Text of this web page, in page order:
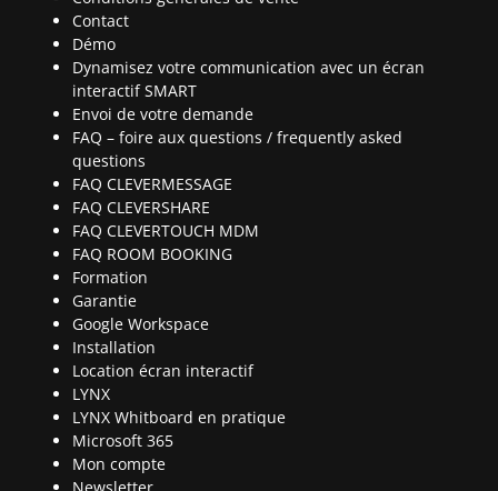
Contact
Démo
Dynamisez votre communication avec un écran
interactif SMART
Envoi de votre demande
FAQ – foire aux questions / frequently asked
questions
FAQ CLEVERMESSAGE
FAQ CLEVERSHARE
FAQ CLEVERTOUCH MDM
FAQ ROOM BOOKING
Formation
Garantie
Google Workspace
Installation
Location écran interactif
LYNX
LYNX Whitboard en pratique
Microsoft 365
Mon compte
Newsletter